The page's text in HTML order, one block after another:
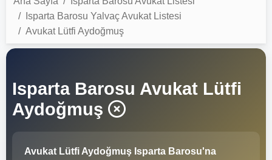
Isparta Barosu Yalvaç Avukat Listesi
Avukat Lütfi Aydoğmuş
Isparta Barosu Avukat Lütfi
Aydoğmuş
Avukat Lütfi Aydoğmuş Isparta Barosu'na